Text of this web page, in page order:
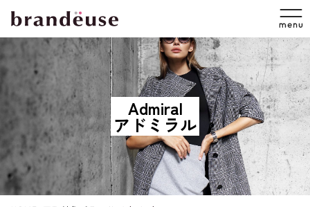
Admiral
アドミラル